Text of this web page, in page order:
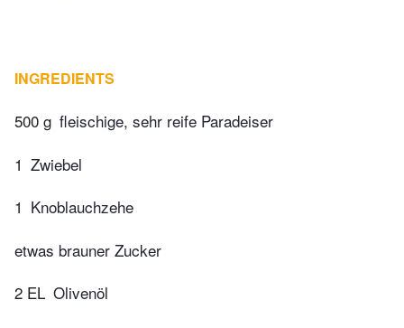
INGREDIENTS
500 g fleischige, sehr reife Paradeiser
1 Zwiebel
1 Knoblauchzehe
etwas brauner Zucker
2 EL Olivenöl